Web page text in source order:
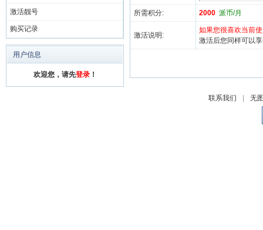
激活靓号
购买记录
用户信息
欢迎您，请先登录！
所需积分: 2000 派币/月
激活说明:
如果您很喜欢当前
激活后您同样可以
联系我们 无